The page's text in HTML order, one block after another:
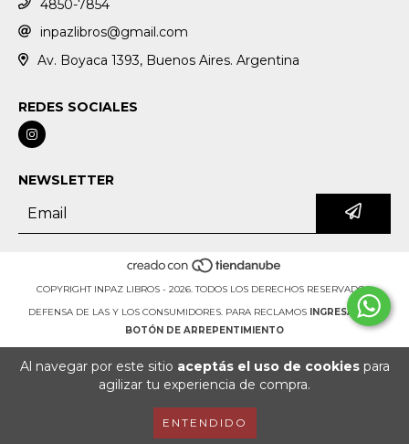
Al navegar por este sitio aceptás el uso de cookiespara
agilizar tu experiencia de compra.
ENTENDIDO
4850-7854
inpazlibros@gmail.com
Av. Boyaca 1393, Buenos Aires. Argentina
REDES SOCIALES
NEWSLETTER
COPYRIGHT INPAZ LIBROS - 2026. TODOS LOS DERECHOS RESERVADOS.
DEFENSA DE LAS Y LOS CONSUMIDORES. PARA RECLAMOS
INGRESÁ ACÁ.
BOTÓN DE ARREPENTIMIENTO